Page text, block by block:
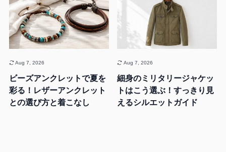
ビーズアンクレットで夏を
彩る！レザーアンクレット
との選び方と着こなし
Aug 7, 2026
細身のミリタリージャケッ
トはこう選ぶ！すっきり見
えるシルエットガイド
Aug 7, 2026